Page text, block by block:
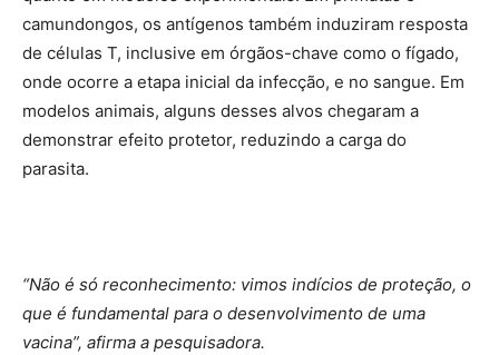
camundongos, os antígenos também induziram resposta
de células T, inclusive em órgãos-chave como o fígado,
onde ocorre a etapa inicial da infecção, e no sangue. Em
modelos animais, alguns desses alvos chegaram a
demonstrar efeito protetor, reduzindo a carga do
parasita.
“Não é só reconhecimento: vimos indícios de proteção, o
que é fundamental para o desenvolvimento de uma
vacina”, afirma a pesquisadora.